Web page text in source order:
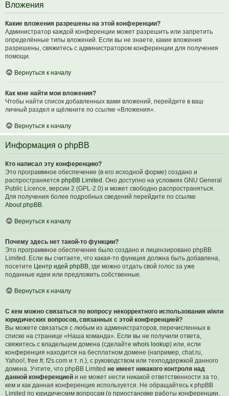
Вложения
Какие вложения разрешены на этой конференции?
Администратор каждой конференции может разрешить или запретить
определённые типы вложений. Если вы не знаете, какие вложения
разрешены, свяжитесь с администратором конференции для получения
помощи.
Вернуться к началу
Как мне найти мои вложения?
Чтобы найти список добавленных вами вложений, перейдите в ваш
личный раздел и щёлкните по ссылке «Вложения».
Вернуться к началу
Информация о phpBB
Кто написал эту конференцию?
Это программное обеспечение (в его исходной форме) создано и
распространяется phpBB Limited . Оно доступно на условиях GNU General
Public Licence, версии 2 (GPL-2.0) и может свободно распространяться.
Для получения более подробных сведений перейдите по ссылке
About phpBB.
Вернуться к началу
Почему здесь нет такой-то функции?
Это программное обеспечение было создано и лицензировано phpBB
Limited. Если вы считаете, что какая-то функция должна быть добавлена,
посетите Центр идей phpBB, где можно отдать свой голос за уже
поданные идеи или предложить собственные.
Вернуться к началу
С кем можно связаться по вопросу некорректного использования и/или
юридических вопросов, связанных с этой конференцией?
Вы можете связаться с любым из администраторов, перечисленных в
списке на странице «Наша команда». Если вы не получили ответа,
свяжитесь с владельцем домена (сделайте whois lookup) или, если
конференция находится на бесплатном домене (например, chat.ru,
Yahoo!, free.fr, f2s.com и т. п.), с руководством или техподдержкой данного
домена. Учтите, что phpBB Limited не имеет никакого контроля над
данной конференцией и не может нести никакой ответственности за то,
кем и как данная конференция используется. Не обращайтесь к phpBB
Limited по юридическим вопросам (о приостановке работы конференции,